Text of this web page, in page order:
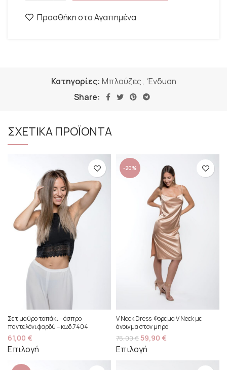
Προσθήκη στα Αγαπημένα
Κατηγορίες: Μπλούζες, Ένδυση
Share:
ΣΧΕΤΙΚΑ ΠΡΟΪΟΝΤΑ
Σετ μαύρο τοπάκι – άσπρο
παντελόνι φαρδύ – κωδ.7404
61,00 €
Επιλογή
-20%
V Neck Dress-Φορεμα V Neck με
άνοιγμα στον μηρο
75,00€59,90 €
Επιλογή